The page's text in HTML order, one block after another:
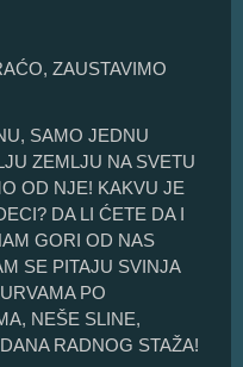
ZAUSTAVIMO
SAMO JEDNU
ZEMLJU NA SVETU
OD NJE! KAKVU JE
DA LI ĆETE DA I
GORI OD NAS
SE PITAJU SVINJA
PO
NEŠE SLINE,
RADNOG STAŽA!